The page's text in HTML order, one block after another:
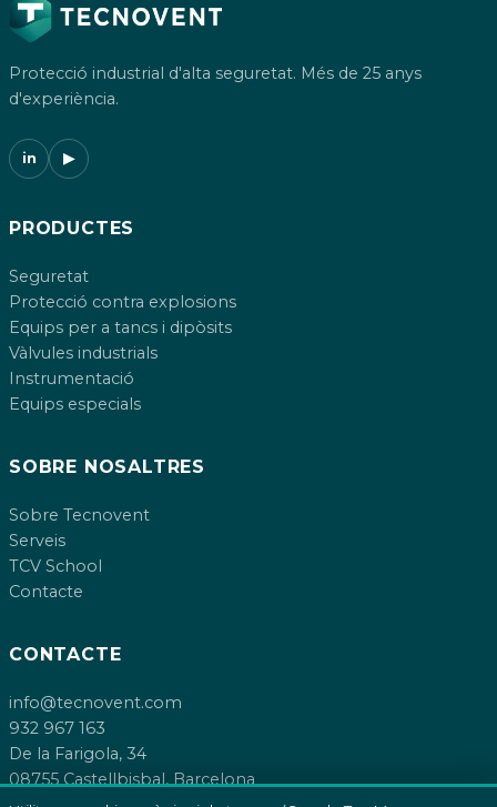
Protecció industrial d'alta seguretat. Més de 25 anys
d'experiència.
in ▶
PRODUCTES
Seguretat
Protecció contra explosions
Equips per a tancs i dipòsits
Vàlvules industrials
Instrumentació
Equips especials
SOBRE NOSALTRES
Sobre Tecnovent
Serveis
TCV School
Contacte
CONTACTE
info@tecnovent.com
932 967 163
De la Farigola, 34
08755 Castellbisbal, Barcelona